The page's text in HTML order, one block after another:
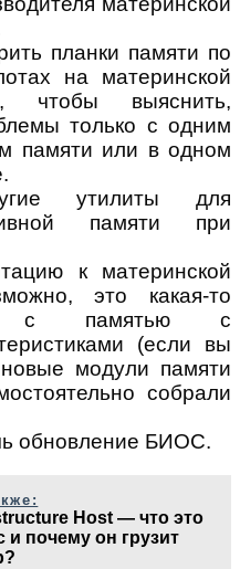
планки памяти по
на материнской
чтобы выяснить,
только с одним
памяти или в одном
утилиты для
памяти при
к материнской
это какая-то
с памятью с
(если вы
модули памяти
собрали
обновление БИОС.
Host — что это
и почему он грузит